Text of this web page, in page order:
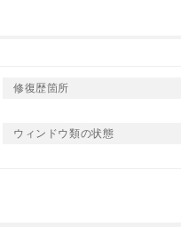
修復歴箇所
ウィンドウ類の状態